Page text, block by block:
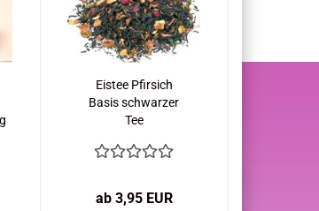
Eistee Pfirsich
Basis schwarzer
Tee
ab 3,95 EUR